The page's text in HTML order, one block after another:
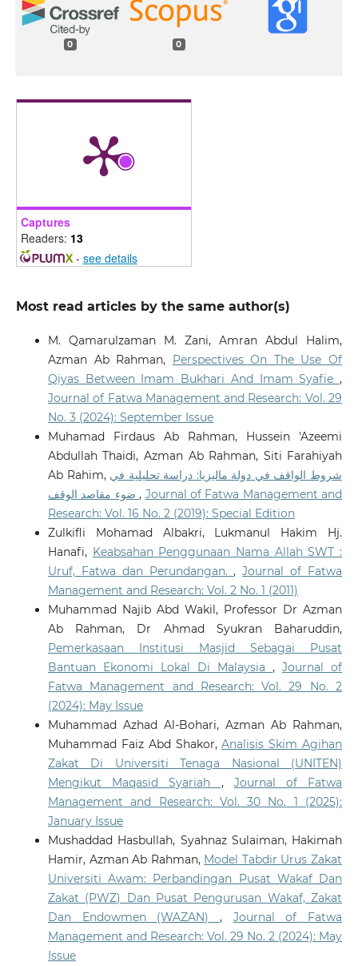
0 0
Captures
Readers: 13
- see details
Most read articles by the same author(s)
M. Qamarulzaman M. Zani, Amran Abdul Halim,
Azman Ab Rahman, Perspectives On The Use Of
Qiyas Between Imam Bukhari And Imam Syafie,
Journal of Fatwa Management and Research: Vol. 29
No. 3 (2024): September Issue
Muhamad Firdaus Ab Rahman, Hussein 'Azeemi
Abdullah Thaidi, Azman Ab Rahman, Siti Farahiyah
Ab Rahim, شروط الواقف في دولة ماليزيا: دراسة تحليلية في
ضوء مقاصد الوقف, Journal of Fatwa Management and
Research: Vol. 16 No. 2 (2019): Special Edition
Zulkifli Mohamad Albakri, Lukmanul Hakim Hj.
Hanafi, Keabsahan Penggunaan Nama Allah SWT :
Uruf, Fatwa dan Perundangan.,Journal of Fatwa
Management and Research: Vol. 2 No. 1 (2011)
Muhammad Najib Abd Wakil, Professor Dr Azman
Ab Rahman, Dr Ahmad Syukran Baharuddin,
Pemerkasaan Institusi Masjid Sebagai Pusat
Bantuan Ekonomi Lokal Di Malaysia,Journal of
Fatwa Management and Research: Vol. 29 No. 2
(2024): May Issue
Muhammad Azhad Al-Bohari, Azman Ab Rahman,
Muhammad Faiz Abd Shakor,Analisis Skim Agihan
Zakat Di Universiti Tenaga Nasional (UNITEN)
Mengikut Maqasid Syariah , Journal of Fatwa
Management and Research: Vol. 30 No. 1 (2025):
January Issue
Mushaddad Hasbullah, Syahnaz Sulaiman, Hakimah
Hamir, Azman Ab Rahman, Model Tabdir Urus Zakat
Universiti Awam: Perbandingan Pusat Wakaf Dan
Zakat (PWZ) Dan Pusat Pengurusan Wakaf, Zakat
Dan Endowmen (WAZAN) , Journal of Fatwa
Management and Research: Vol. 29 No. 2 (2024): May
Issue